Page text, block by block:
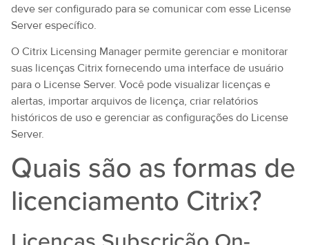
deve ser configurado para se comunicar com esse License
Server específico.
O Citrix Licensing Manager permite gerenciar e monitorar
suas licenças Citrix fornecendo uma interface de usuário
para o License Server. Você pode visualizar licenças e
alertas, importar arquivos de licença, criar relatórios
históricos de uso e gerenciar as configurações do License
Server.
Quais são as formas de
licenciamento Citrix?